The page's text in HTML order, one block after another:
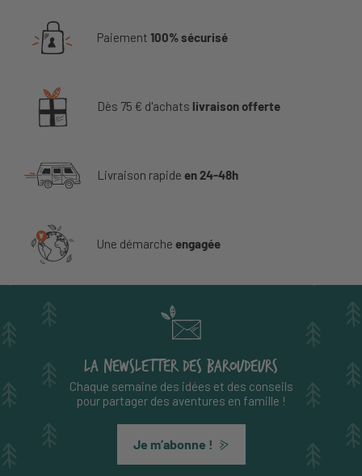
Paiement 100% sécurisé
Dès 75 € d'achats livraison offerte
Livraison rapide en 24-48h
Une démarche engagée
LA NEWSLETTER DES BAROUDEURS
Chaque semaine des idées et des conseils
pour partager des aventures en famille !
Je m’abonne !